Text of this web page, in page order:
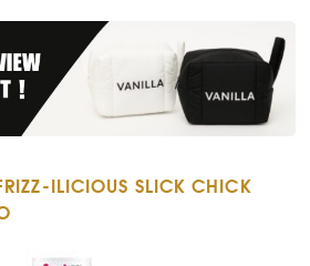
ILICIOUS SLICK CHICK